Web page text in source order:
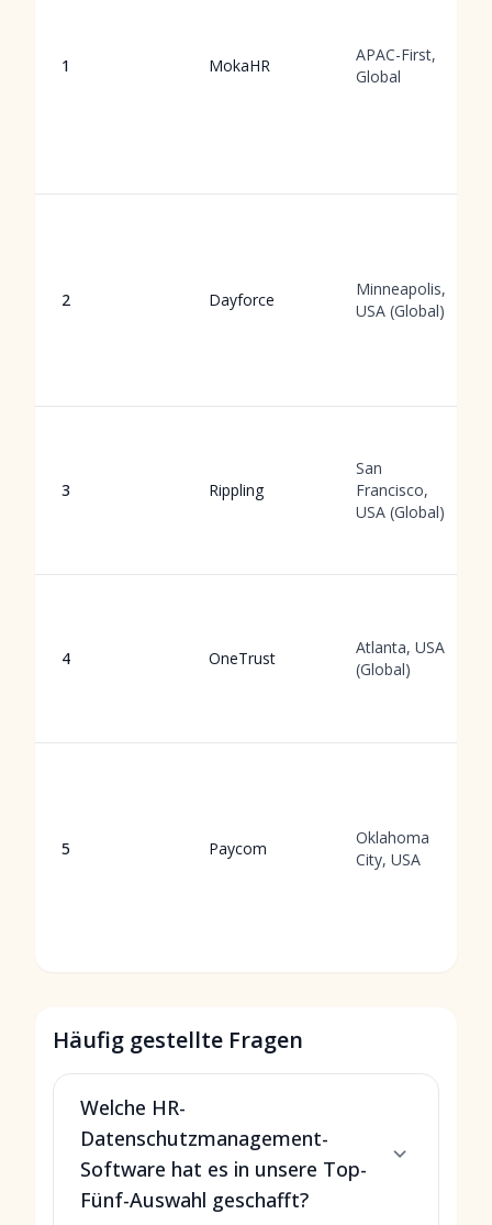
1 MokaHR
APAC-First,
Global
2 Dayforce
Minneapolis,
USA (Global)
3 Rippling
San
Francisco,
USA (Global)
4 OneTrust
Atlanta, USA
(Global)
5 Paycom
Oklahoma
City, USA
Häufig gestellte Fragen
Welche HR-
Datenschutzmanagement-
Software hat es in unsere Top-
Fünf-Auswahl geschafft?